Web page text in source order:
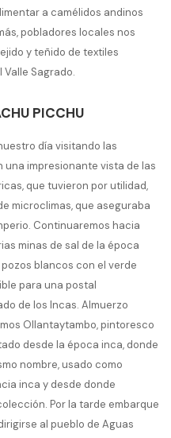
a camélidos andinos
pobladores locales nos
y teñido de textiles
Sagrado.
PICCHU
día visitando las
una impresionante vista de las
que tuvieron por utilidad,
microclimas, que aseguraba
Continuaremos hacia
minas de sal de la época
blancos con el verde
para una postal
de los Incas. Almuerzo
Ollantaytambo, pintoresco
desde la época inca, donde
nombre, usado como
inca y desde donde
Por la tarde embarque
al pueblo de Aguas